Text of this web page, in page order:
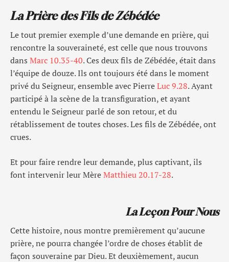
La Prière des Fils de Zébédée
Le tout premier exemple d’une demande en prière, qui
rencontre la souveraineté, est celle que nous trouvons
dans Marc 10.35-40. Ces deux fils de Zébédée, était dans
l’équipe de douze. Ils ont toujours été dans le moment
privé du Seigneur, ensemble avec PierreLuc 9.28. Ayant
participé à la scène de la transfiguration, et ayant
entendu le Seigneur parlé de son retour, et du
rétablissement de toutes choses. Les fils de Zébédée, ont
crues.
Et pour faire rendre leur demande, plus captivant, ils
font intervenir leur MèreMatthieu 20.17-28.
La Leçon Pour Nous
Cette histoire, nous montre premièrement qu’aucune
prière, ne pourra changée l’ordre de choses établit de
façon souveraine par Dieu. Et deuxièmement, aucun